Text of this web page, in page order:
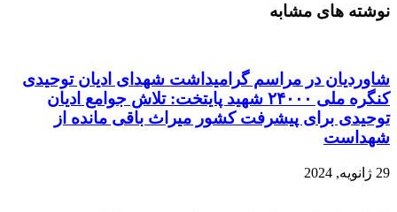
نوشته های مشابه
شاوردیان در مراسم گرامیداشت شهدای ادیان توحیدی
کنگره ملی ۲۴۰۰۰ شهید پایتخت: تلاش جوامع ادیان
توحیدی برای پیشرفت کشور میراث باقی مانده از
شهداست
29 ژانویه, 2024